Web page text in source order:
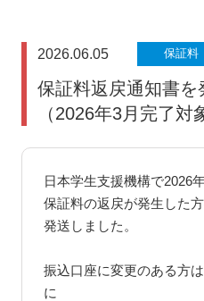
2026.06.05 保証料
保証料返戻通知書を
（2026年3月完了対
日本学生支援機構で2026
保証料の返戻が発生した
発送しました。
振込口座に変更のある
に